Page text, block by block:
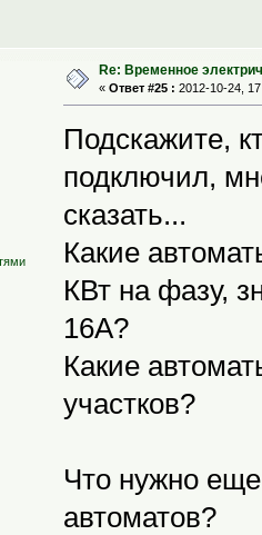
Re: Временное
« Ответ #25 : 2012-10-24,
Подскажите,
подключил,
сказать...
Какие
КВт на фазу,
16А?
Какие
участков?
Что нужно
автоматов?